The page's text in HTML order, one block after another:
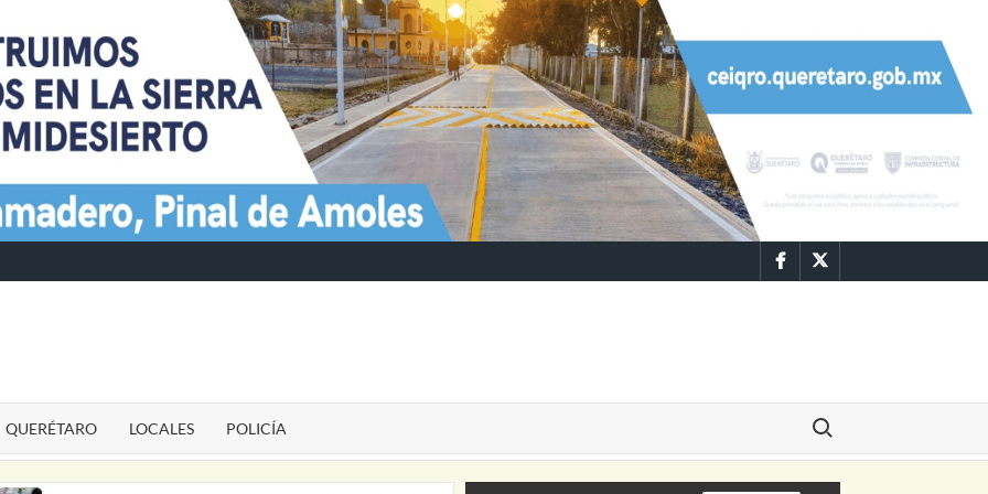
FacebookTwitter
QUERÉTARO LOCALES POLICÍA
Buscar: